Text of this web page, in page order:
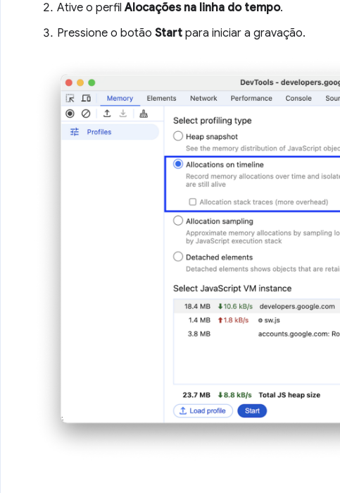
Ative o perfilAlocações na linha do tempo.
Pressione o botão Start para iniciar a gravação.